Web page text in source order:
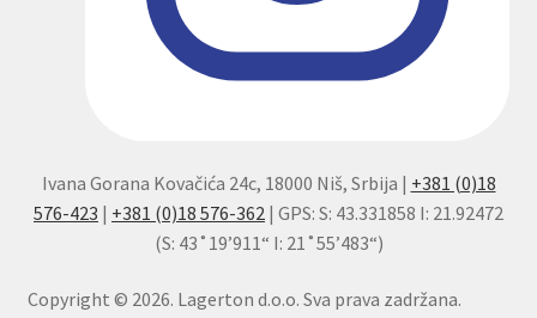
Ivana Gorana Kovačića 24c, 18000 Niš, Srbija | +381 (0)18
576-423 | +381 (0)18 576-362 | GPS: S: 43.331858 I: 21.92472
(S: 43˚19’911“ I: 21˚55’483“)
Copyright © 2026. Lagerton d.o.o. Sva prava zadržana.